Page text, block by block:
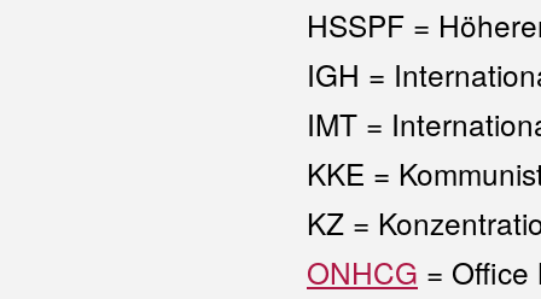
HSSPF =
IGH =
IMT =
KKE =
KZ =
ONHCG = Office